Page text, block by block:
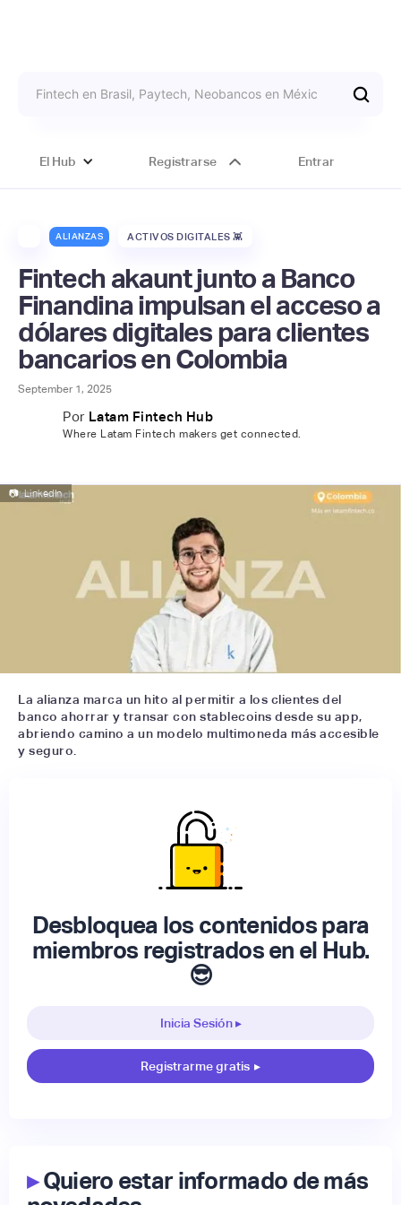
El Hub Registrarse Entrar
ALIANZAS ACTIVOS DIGITALES 👾
Fintech akaunt junto a Banco
Finandina impulsan el acceso a
dólares digitales para clientes
bancarios en Colombia
September 1, 2025
Por Latam Fintech Hub
Where Latam Fintech makers get connected.
📷 LinkedIn
La alianza marca un hito al permitir a los clientes del
banco ahorrar y transar con stablecoins desde su app,
abriendo camino a un modelo multimoneda más accesible
y seguro.
Desbloquea los contenidos para
miembros registrados en el Hub.
😎
Inicia Sesión ▸
Registrarme gratis ▸
▸Quiero estar informado de más